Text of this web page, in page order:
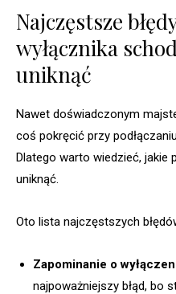
Najczęstsze
wyłącznika
uniknąć
Nawet doświadczonym
coś pokręcić przy
Dlatego warto wiedzieć, jakie
uniknąć.
Oto lista najczęstszych
Zapominanie o
najpoważniejszy błąd, bo